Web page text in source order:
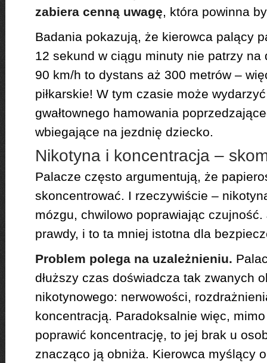
zabiera cenną uwagę, która powinna
Badania pokazują, że kierowca palący
12 sekund w ciągu minuty nie patrzy na
90 km/h to dystans aż 300 metrów –
piłkarskie! W tym czasie może
gwałtownego hamowania
wbiegające na jezdnię dziecko.
Nikotyna i koncentracja –
Palacze często argumentują, że
skoncentrować. I rzeczywiście –
mózgu, chwilowo poprawiając
prawdy, i to ta mniej istotna dla
Problem polega na uzależnieniu.
dłuższy czas doświadcza tak zwanych
nikotynowego: nerwowości,
koncentracją. Paradoksalnie więc,
poprawić koncentrację, to jej brak u
znacząco ją obniża. Kierowca myślący